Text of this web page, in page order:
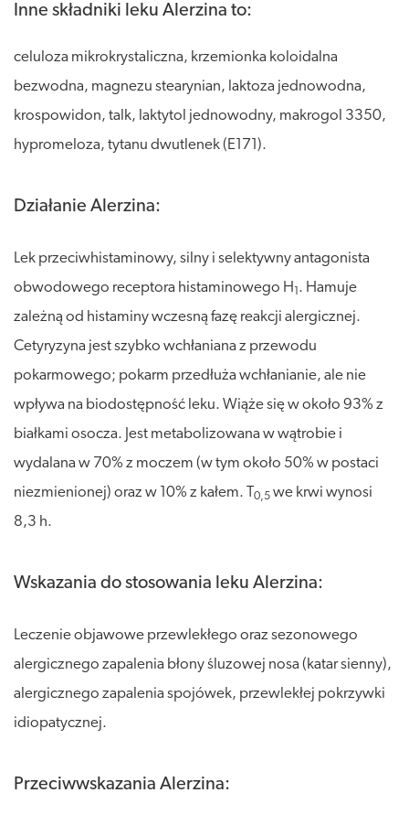
Inne składniki leku Alerzina to:
celuloza mikrokrystaliczna, krzemionka koloidalna
bezwodna, magnezu stearynian, laktoza jednowodna,
krospowidon, talk, laktytol jednowodny, makrogol 3350,
hypromeloza, tytanu dwutlenek (E171).
Działanie Alerzina:
Lek przeciwhistaminowy, silny i selektywny antagonista
obwodowego receptora histaminowego H1 . Hamuje
zależną od histaminy wczesną fazę reakcji alergicznej.
Cetyryzyna jest szybko wchłaniana z przewodu
pokarmowego; pokarm przedłuża wchłanianie, ale nie
wpływa na biodostępność leku. Wiąże się w około 93% z
białkami osocza. Jest metabolizowana w wątrobie i
wydalana w 70% z moczem (w tym około 50% w postaci
niezmienionej) oraz w 10% z kałem. T
0,5 we krwi wynosi
8,3 h.
Wskazania do stosowania leku Alerzina:
Leczenie objawowe przewlekłego oraz sezonowego
alergicznego zapalenia błony śluzowej nosa (katar sienny),
alergicznego zapalenia spojówek, przewlekłej pokrzywki
idiopatycznej.
Przeciwwskazania Alerzina: